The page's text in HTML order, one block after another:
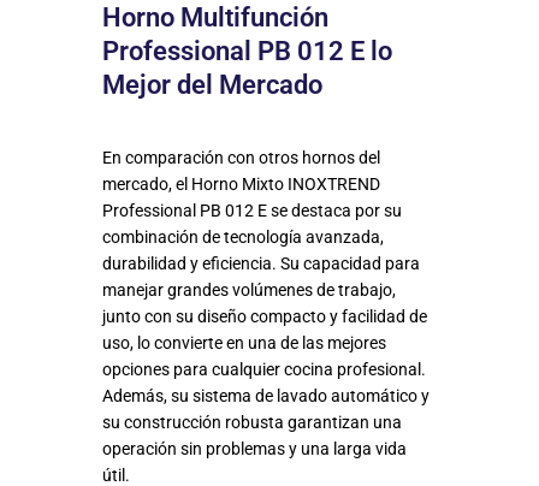
Horno Multifunción
Professional PB 012 E lo
Mejor del Mercado
En comparación con otros hornos del
mercado, el Horno Mixto INOXTREND
Professional PB 012 E se destaca por su
combinación de tecnología avanzada,
durabilidad y eficiencia. Su capacidad para
manejar grandes volúmenes de trabajo,
junto con su diseño compacto y facilidad de
uso, lo convierte en una de las mejores
opciones para cualquier cocina profesional.
Además, su sistema de lavado automático y
su construcción robusta garantizan una
operación sin problemas y una larga vida
útil.